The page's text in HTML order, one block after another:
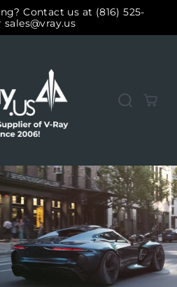
Contact us at (816) 525-
sales@vray.us